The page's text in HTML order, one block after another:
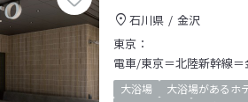
石川県
金沢
東京：
電車/東京＝北陸新幹線
大浴場 大浴場があるホ